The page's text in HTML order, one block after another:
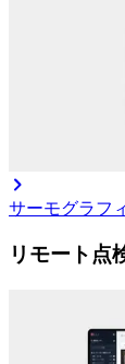
サーモグラフ
リモート点